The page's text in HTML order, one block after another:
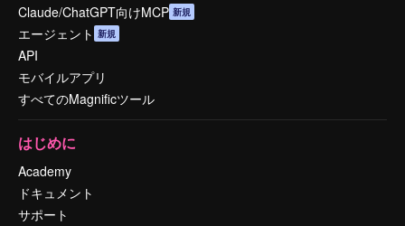
Claude/ChatGPT向けMCP 新規
エージェント 新規
API
モバイルアプリ
すべてのMagnificツール
はじめに
Academy
ドキュメント
サポート